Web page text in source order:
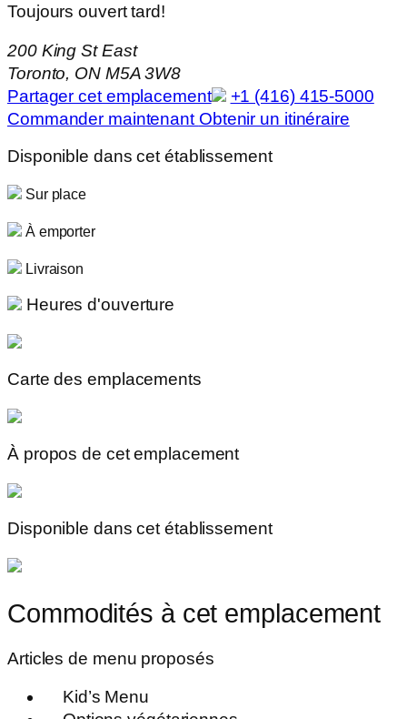
Toujours ouvert tard!
200 King St East
Toronto, ON M5A 3W8
Partager cet emplacement
+1 (416) 415-5000
Commander maintenant Obtenir un itinéraire
Disponible dans cet établissement
Sur place
À emporter
Livraison
Heures d'ouverture
Carte des emplacements
À propos de cet emplacement
Disponible dans cet établissement
Commodités à cet emplacement
Articles de menu proposés
Kid’s Menu